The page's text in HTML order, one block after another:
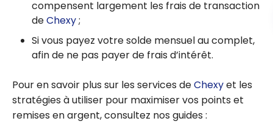
compensent largement les frais de transaction
deChexy;
Si vous payez votre solde mensuel au complet,
afin de ne pas payer de frais d’intérêt.
Pour en savoir plus sur les services deChexyet les
stratégies à utiliser pour maximiser vos points et
remises en argent, consultez nos guides :